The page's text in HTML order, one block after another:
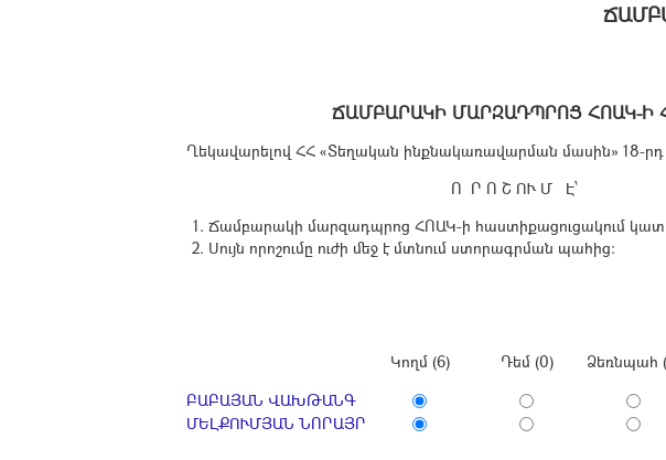
ՃԱՄԲԱՐԱԿԻ ՄԱՐԶԱԴՊՐՈՑ ՀՈԱԿ-
Ղեկավարելով ՀՀ «Տեղական ինքնակառավարման մասին» 18-
Ո Ր Ո Շ ՈՒ Մ Է՝
Ճամբարակի մարզադպրոց ՀՈԱԿ-ի հաստիքացուցակում
Սույն որոշումը ուժի մեջ է մտնում ստորագրման պահից:
Կողմ (6) Դեմ (0) Ձեռնպահ
ԲԱԲԱՅԱՆ ՎԱԽԹԱՆԳ
ՄԵԼՔՈՒՄՅԱՆ ՆՈՐԱՅՐ